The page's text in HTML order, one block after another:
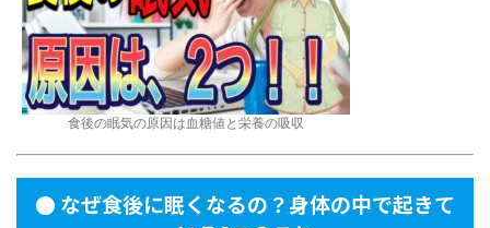
食後の眠気の原因は血糖値と栄養の吸収
● なぜ食後に眠くなるの？身体の中で起きて